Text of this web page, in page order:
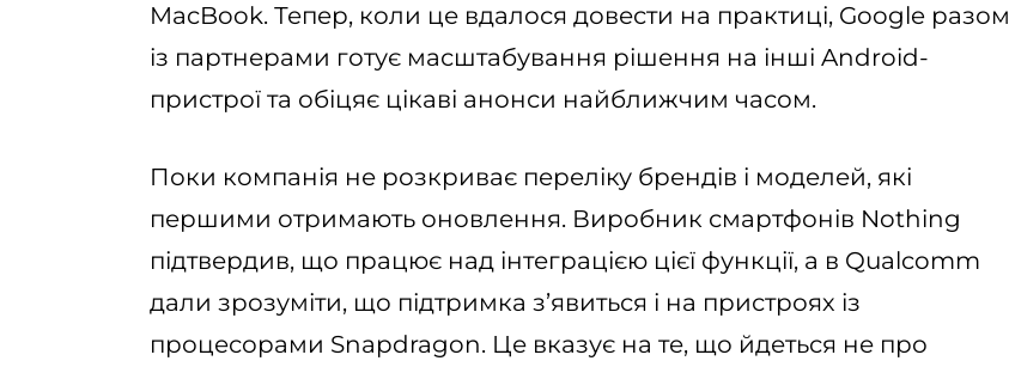
MacBook. Тепер, коли це вдалося довести на практиці, Google разом
із партнерами готує масштабування рішення на інші Android-
пристрої та обіцяє цікаві анонси найближчим часом.
Поки компанія не розкриває переліку брендів і моделей, які
першими отримають оновлення. Виробник смартфонів Nothing
підтвердив, що працює над інтеграцією цієї функції, а в Qualcomm
дали зрозуміти, що підтримка з’явиться і на пристроях із
процесорами Snapdragon. Це вказує на те, що йдеться не про